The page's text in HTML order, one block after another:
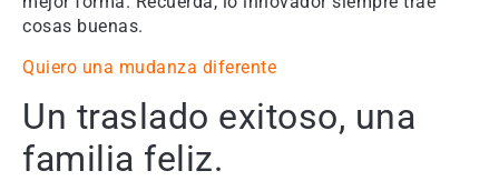
cosas buenas.
Quiero una mudanza diferente
Un traslado exitoso, una
familia feliz.